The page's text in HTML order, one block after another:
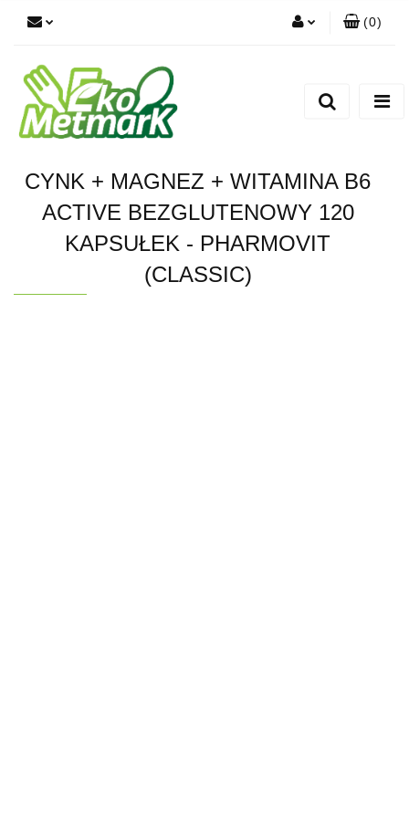
(0)
CYNK + MAGNEZ + WITAMINA B6
ACTIVE BEZGLUTENOWY 120
KAPSUŁEK - PHARMOVIT
(CLASSIC)